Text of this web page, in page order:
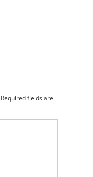
Required fields are